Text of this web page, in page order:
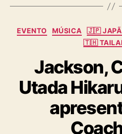
C
a
t
e
g
o
r
i
a
s
EVENTO MÚSICA 🇯🇵
🇹🇭
Jackson,
Utada